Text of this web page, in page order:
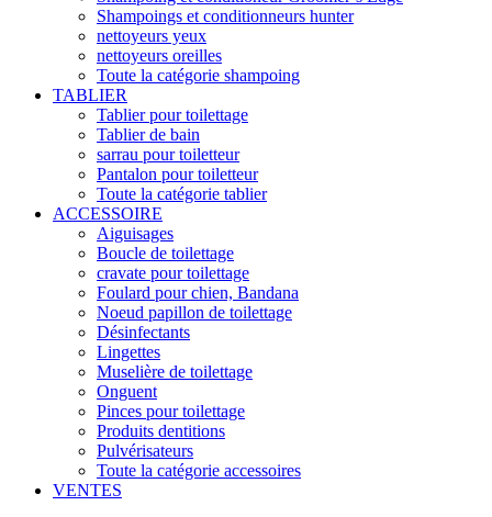
Shampoings et conditionneurs hunter
nettoyeurs yeux
nettoyeurs oreilles
Toute la catégorie shampoing
TABLIER
Tablier pour toilettage
Tablier de bain
sarrau pour toiletteur
Pantalon pour toiletteur
Toute la catégorie tablier
ACCESSOIRE
Aiguisages
Boucle de toilettage
cravate pour toilettage
Foulard pour chien, Bandana
Noeud papillon de toilettage
Désinfectants
Lingettes
Muselière de toilettage
Onguent
Pinces pour toilettage
Produits dentitions
Pulvérisateurs
Toute la catégorie accessoires
VENTES